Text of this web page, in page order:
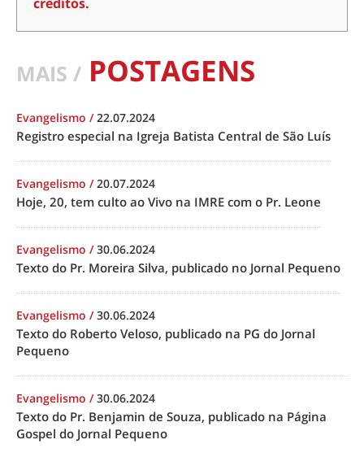
MAIS / POSTAGENS
Evangelismo /22.07.2024
Registro especial na Igreja Batista Central de São Luís
Evangelismo /20.07.2024
Hoje, 20, tem culto ao Vivo na IMRE com o Pr. Leone
Evangelismo /30.06.2024
Texto do Pr. Moreira Silva, publicado no Jornal Pequeno
Evangelismo /30.06.2024
Texto do Roberto Veloso, publicado na PG do Jornal
Pequeno
Evangelismo /30.06.2024
Texto do Pr. Benjamin de Souza, publicado na Página
Gospel do Jornal Pequeno